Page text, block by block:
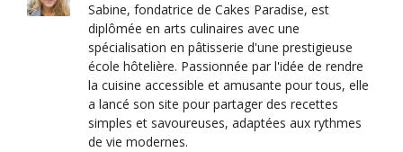
Sabine, fondatrice de Cakes Paradise, est
diplômée en arts culinaires avec une
spécialisation en pâtisserie d'une prestigieuse
école hôtelière. Passionnée par l'idée de rendre
la cuisine accessible et amusante pour tous, elle
a lancé son site pour partager des recettes
simples et savoureuses, adaptées aux rythmes
de vie modernes.